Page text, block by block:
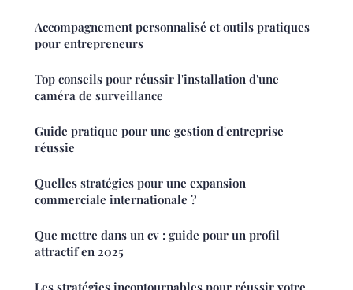
Accompagnement personnalisé et outils pratiques
pour entrepreneurs
Top conseils pour réussir l'installation d'une
caméra de surveillance
Guide pratique pour une gestion d'entreprise
réussie
Quelles stratégies pour une expansion
commerciale internationale ?
Que mettre dans un cv : guide pour un profil
attractif en 2025
Les stratégies incontournables pour réussir votre